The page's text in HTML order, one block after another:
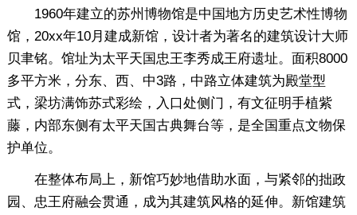
1960年建立的苏州博物馆是中国地方历史艺术性博物
馆，20xx年10月建成新馆，设计者为著名的建筑设计大师
贝聿铭。馆址为太平天国忠王李秀成王府遗址。面积8000
多平方米，分东、西、中3路，中路立体建筑为殿堂型
式，梁坊满饰苏式彩绘，入口处侧门，有文征明手植紫
藤，内部东侧有太平天国古典舞台等，是全国重点文物保
护单位。
在整体布局上，新馆巧妙地借助水面，与紧邻的拙政
园、忠王府融会贯通，成为其建筑风格的延伸。新馆建筑